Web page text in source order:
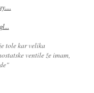
tole kar velika
ventile že imam,